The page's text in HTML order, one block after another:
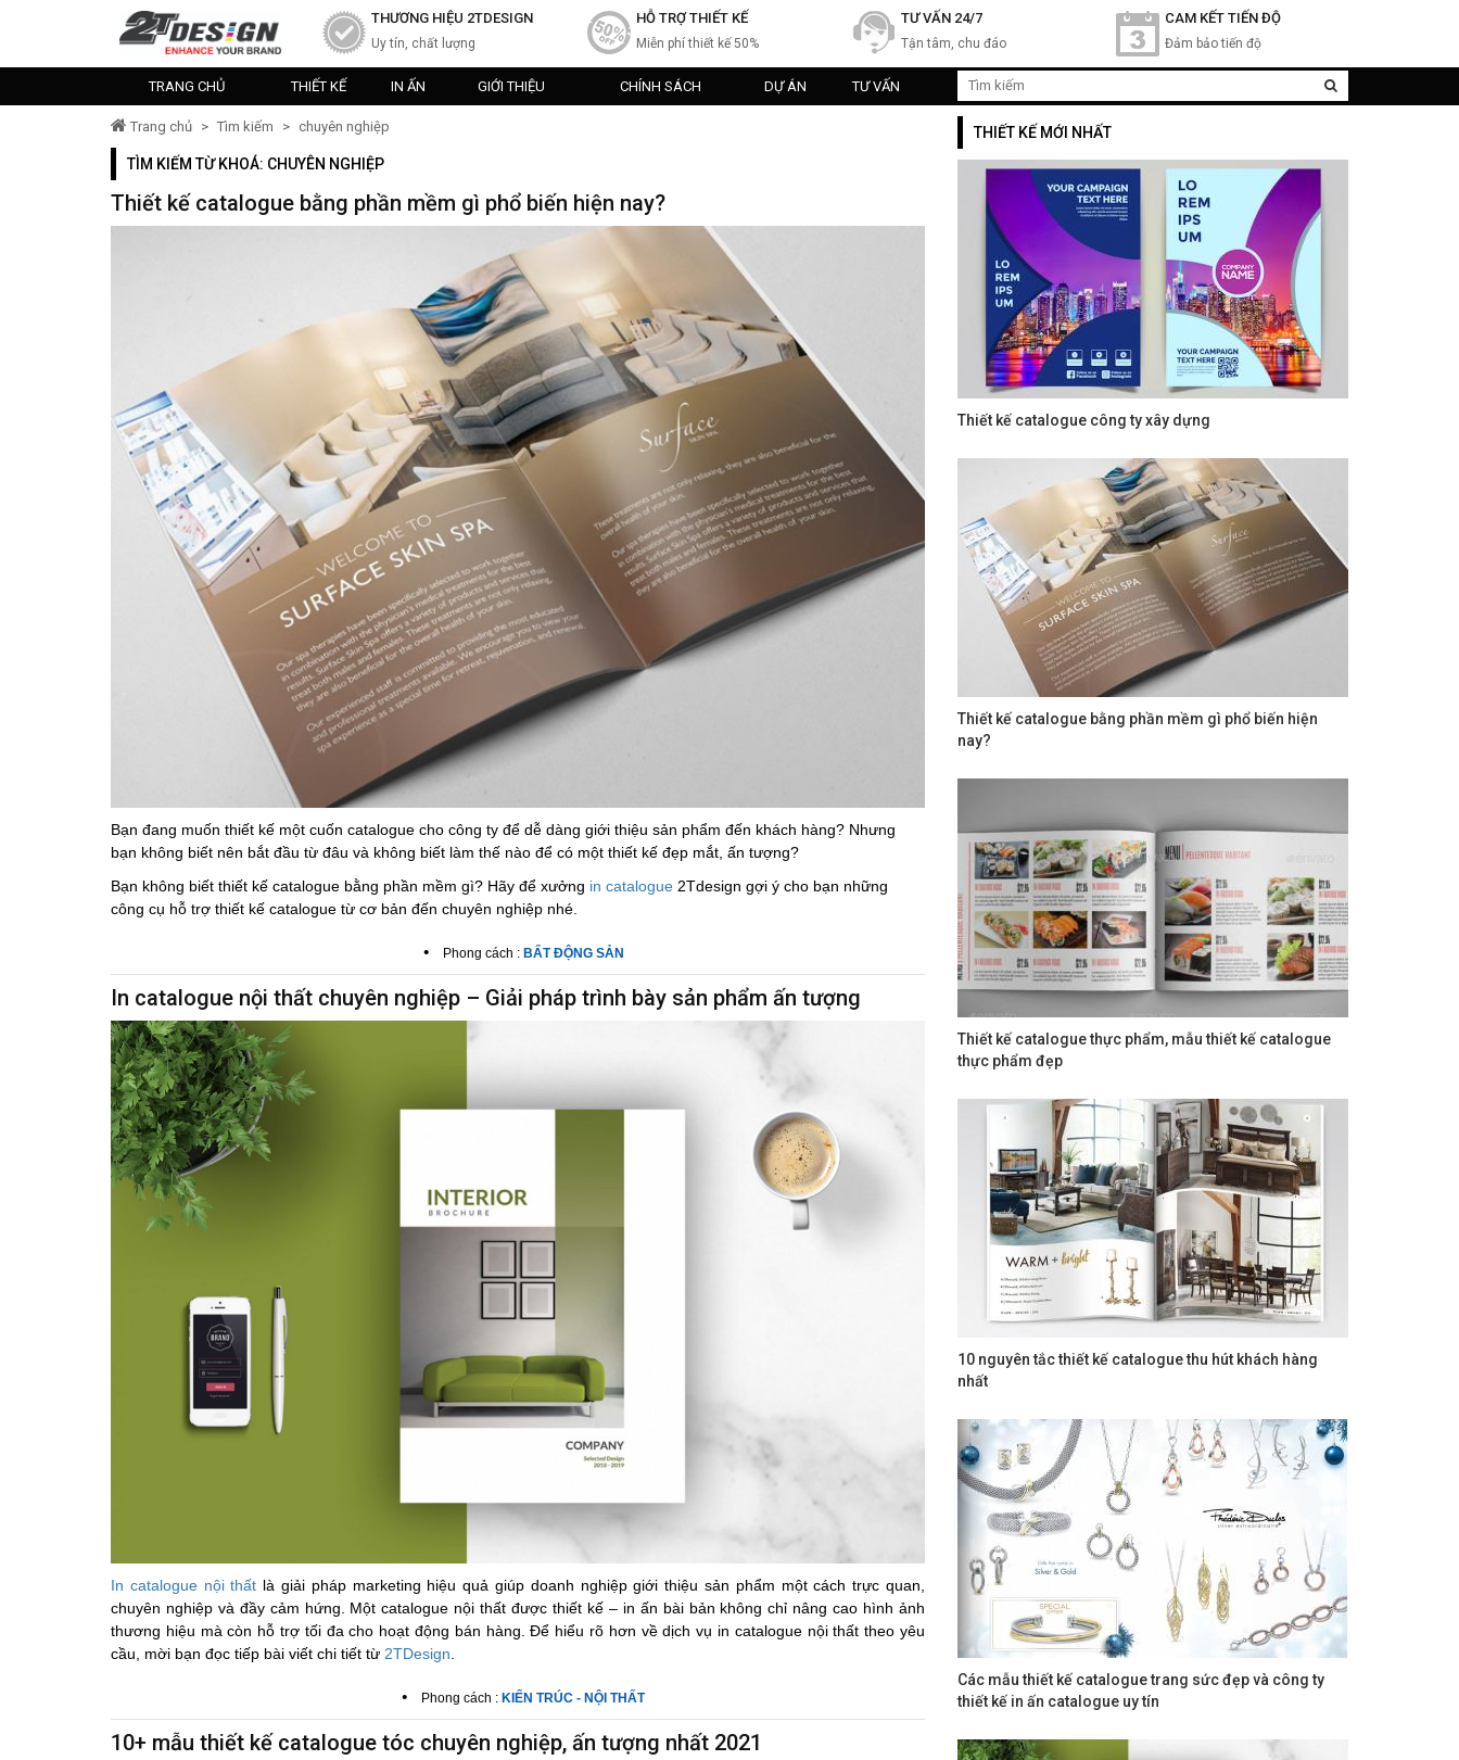
THƯƠNG HIỆU 2TDESIGN
Uy tín, chất lượng
HỖ TRỢ THIẾT KẾ
Miễn phí thiết kế 50%
TƯ VẤN 24/7
Tận tâm, chu đáo
CAM KẾT TIẾN ĐỘ
Đảm bảo tiến độ
TRANG CHỦ THIẾT KẾ IN ẤN GIỚI THIỆU CHÍNH SÁCH DỰ ÁN TƯ VẤN
Trang chủ > Tìm kiếm > chuyên nghiệp
TÌM KIẾM TỪ KHOÁ: CHUYÊN NGHIỆP
Thiết kế catalogue bằng phần mềm gì phổ biến hiện nay?
Bạn đang muốn thiết kế một cuốn catalogue cho công ty để dễ dàng giới thiệu sản phẩm đến khách hàng? Nhưng
bạn không biết nên bắt đầu từ đâu và không biết làm thế nào để có một thiết kế đẹp mắt, ấn tượng?
Bạn không biết thiết kế catalogue bằng phần mềm gì? Hãy để xưởng in catalogue 2Tdesign gợi ý cho bạn những
công cụ hỗ trợ thiết kế catalogue từ cơ bản đến chuyên nghiệp nhé.
• Phong cách : BẤT ĐỘNG SẢN
In catalogue nội thất chuyên nghiệp – Giải pháp trình bày sản phẩm ấn tượng
In catalogue nội thất là giải pháp marketing hiệu quả giúp doanh nghiệp giới thiệu sản phẩm một cách trực quan,
chuyên nghiệp và đầy cảm hứng. Một catalogue nội thất được thiết kế – in ấn bài bản không chỉ nâng cao hình ảnh
thương hiệu mà còn hỗ trợ tối đa cho hoạt động bán hàng. Để hiểu rõ hơn về dịch vụ in catalogue nội thất theo yêu
cầu, mời bạn đọc tiếp bài viết chi tiết từ 2TDesign
• Phong cách : KIẾN TRÚC - NỘI THẤT
10+ mẫu thiết kế catalogue tóc chuyên nghiệp, ấn tượng nhất 2021
THIẾT KẾ MỚI NHẤT
Thiết kế catalogue công ty xây dựng
Thiết kế catalogue bằng phần mềm gì phổ biến hiện
nay?
Thiết kế catalogue thực phẩm, mẫu thiết kế catalogue
thực phẩm đẹp
10 nguyên tắc thiết kế catalogue thu hút khách hàng
nhất
Các mẫu thiết kế catalogue trang sức đẹp và công ty
thiết kế in ấn catalogue uy tín